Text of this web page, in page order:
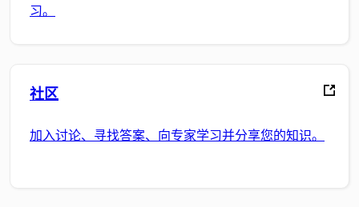
习。
社区
加入讨论、寻找答案、向专家学习并分享您的知识。